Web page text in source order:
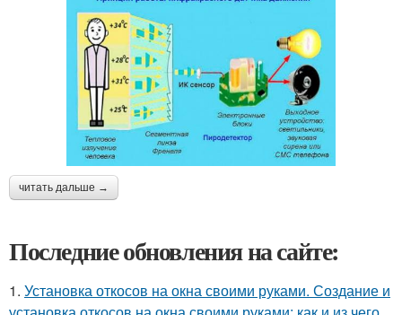
читать дальше →
Последние обновления на сайте:
1. Установка откосов на окна своими руками. Создание и